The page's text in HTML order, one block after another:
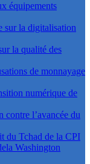
équipements
sur la digitalisation
la qualité des
de monnayage
numérique de
l’avancée du
du Tchad de la CPI
Washington